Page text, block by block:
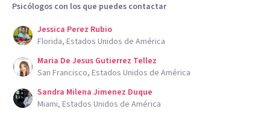
Psicólogos con los que puedes contactar
Jessica Perez Rubio
Florida, Estados Unidos de América
Maria De Jesus Gutierrez Tellez
San Francisco, Estados Unidos de América
Sandra Milena Jimenez Duque
Miami, Estados Unidos de América